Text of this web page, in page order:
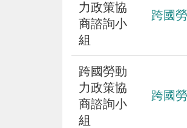
力政策協
商諮詢小
組
跨國
跨國勞動
力政策協
商諮詢小
組
跨國